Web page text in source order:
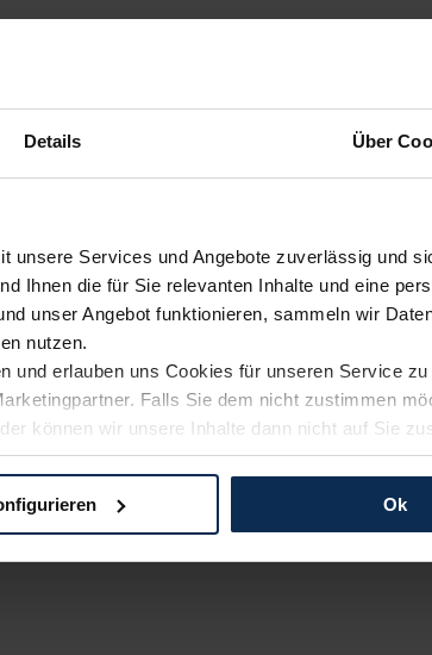
Details Über
unsere Services und Angebote zuverlässig und
Ihnen die für Sie relevanten Inhalte und eine
unser Angebot funktionieren, sammeln wir
nutzen.
und erlauben uns Cookies für unseren Service
Falls Sie dem nicht zustimmen
können wir unsere Inhalte dann nicht auf Sie
unterstützen. Sie können die Einstellungen
Ok